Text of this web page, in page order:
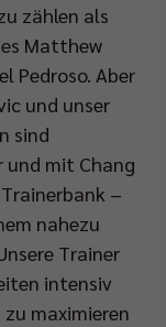
zählen als
Matthew
Pedroso. Aber
und unser
sind
und mit Chang
–
nahezu
Trainer
intensiv
maximieren